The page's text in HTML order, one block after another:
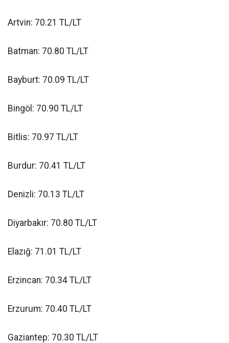
Artvin: 70.21 TL/LT
Batman: 70.80 TL/LT
Bayburt: 70.09 TL/LT
Bingöl: 70.90 TL/LT
Bitlis: 70.97 TL/LT
Burdur: 70.41 TL/LT
Denizli: 70.13 TL/LT
Diyarbakır: 70.80 TL/LT
Elazığ: 71.01 TL/LT
Erzincan: 70.34 TL/LT
Erzurum: 70.40 TL/LT
Gaziantep: 70.30 TL/LT